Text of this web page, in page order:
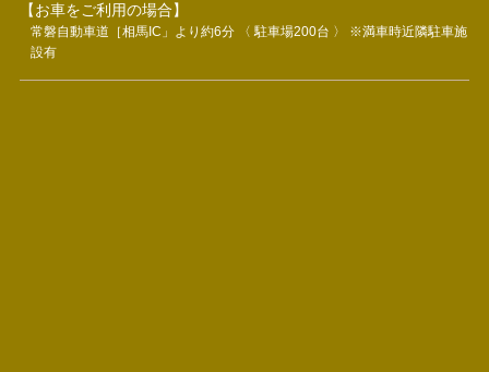
【お車をご利用の場合】
常磐自動車道［相馬IC」より約6分 〈 駐車場200台 〉 ※満車時近隣駐車施
設有